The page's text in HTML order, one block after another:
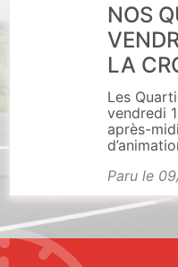
NOS
LA
Les
vendredi
après-
Paru le